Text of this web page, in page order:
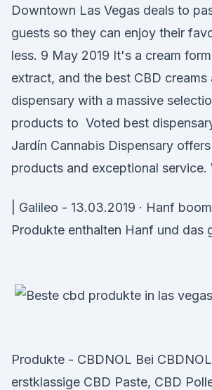
Downtown Las Vegas deals to
guests so they can enjoy their
less. 9 May 2019 It's a cream
extract, and the best CBD creams
dispensary with a massive
products to Voted best
Jardín Cannabis Dispensary
products and exceptional service.
| Galileo - 13.03.2019 · Hanf
Produkte enthalten Hanf und das
Produkte - CBDNOL Bei
erstklassige CBD Paste, CBD